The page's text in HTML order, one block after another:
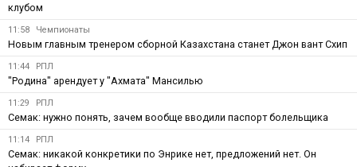
клубом
11:58 Чемпионаты
Новым главным тренером сборной Казахстана станет Джон вант Схип
11:44 РПЛ
"Родина" арендует у "Ахмата" Мансилью
11:29 РПЛ
Семак: нужно понять, зачем вообще вводили паспорт болельщика
11:14 РПЛ
Семак: никакой конкретики по Энрике нет, предложений нет. Он